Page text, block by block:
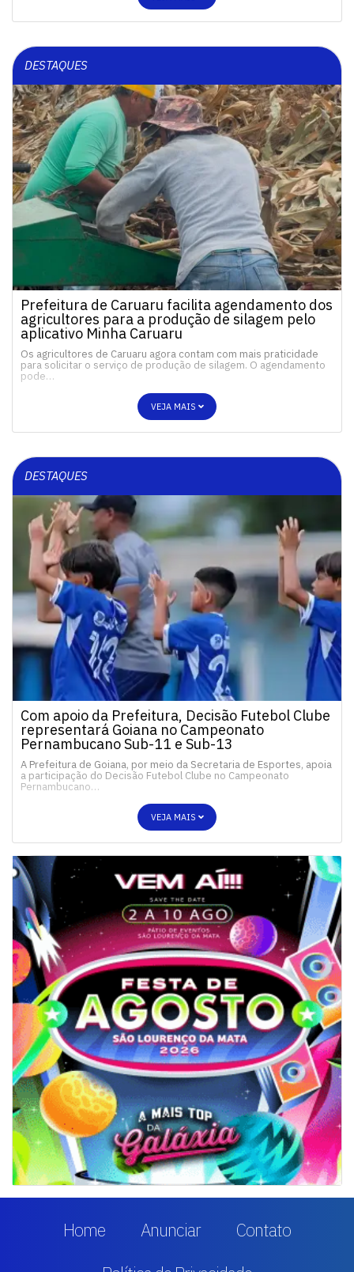
DESTAQUES
Prefeitura de Caruaru facilita agendamento dos
agricultores para a produção de silagem pelo
aplicativo Minha Caruaru
Os agricultores de Caruaru agora contam com mais praticidade
para solicitar o serviço de produção de silagem. O agendamento
pode…
VEJA MAIS
DESTAQUES
Com apoio da Prefeitura, Decisão Futebol Clube
representará Goiana no Campeonato
Pernambucano Sub-11 e Sub-13
A Prefeitura de Goiana, por meio da Secretaria de Esportes, apoia
a participação do Decisão Futebol Clube no Campeonato
Pernambucano…
VEJA MAIS
Home Anunciar
Contato